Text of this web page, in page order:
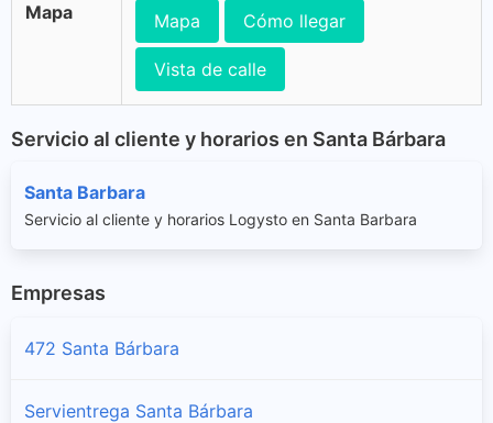
Mapa Mapa Cómo llegar
Vista de calle
Servicio al cliente y horarios en Santa Bárbara
Santa Barbara
Servicio al cliente y horarios Logysto en Santa Barbara
Empresas
472 Santa Bárbara
Servientrega Santa Bárbara